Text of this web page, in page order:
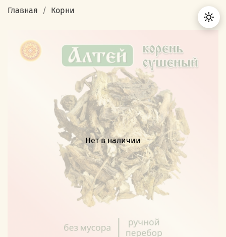
Главная Корни
Нет в наличии